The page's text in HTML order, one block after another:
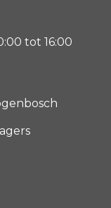
tot 16:00